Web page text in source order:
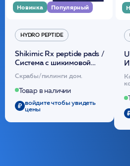
Новинка Популярный
HYDRO PEPTIDE
Shikimic Rx peptide pads /
Cистема с шикимовой
кислотой обновляющая
(30шт) /HP
Скрабы/пилинги дом.
Товар в наличии
войдите чтобы увидеть
цены
/